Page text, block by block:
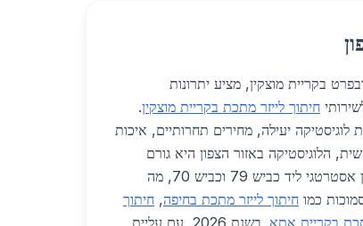
ובפרט בקריית מוצקין, מציע יתרונות
חיתוך לייזר מתכת בקריית מוצקין.
לוגיסטיקה יעילה, מחירים תחרותיים, איכות
הלוגיסטיקה באזור הצפון היא גורם
מכריע. קריית מוצקין ממוקמת באופן אסטרטגי ליד כביש 79 וכביש 70, מה
כמו חיתוך לייזר מתכת בחיפה, חיתוך
בקריית אתא
. בשנת 2026, עם עליית